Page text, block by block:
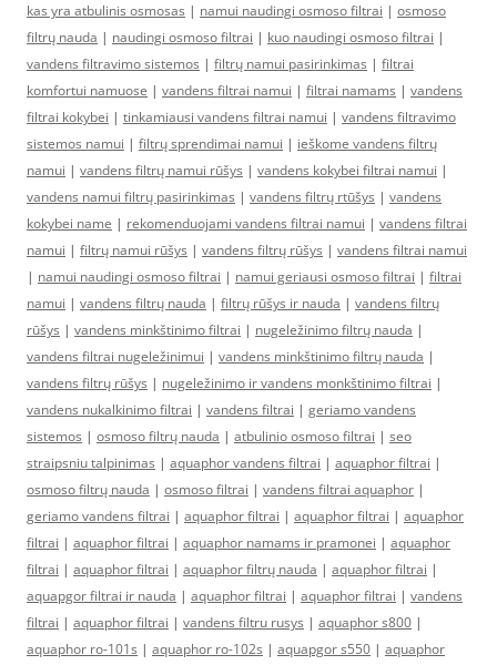
kas yra atbulinis osmosas | namui naudingi osmoso filtrai | osmoso
filtrų nauda | naudingi osmoso filtrai | kuo naudingi osmoso filtrai |
vandens filtravimo sistemos | filtrų namui pasirinkimas | filtrai
komfortui namuose | vandens filtrai namui | filtrai namams | vandens
filtrai kokybei | tinkamiausi vandens filtrai namui | vandens filtravimo
sistemos namui | filtrų sprendimai namui | ieškome vandens filtrų
namui | vandens filtrų namui rūšys | vandens kokybei filtrai namui |
vandens namui filtrų pasirinkimas | vandens filtrų rtūšys | vandens
kokybei name | rekomenduojami vandens filtrai namui | vandens filtrai
namui | filtrų namui rūšys | vandens filtrų rūšys | vandens filtrai namui
| namui naudingi osmoso filtrai | namui geriausi osmoso filtrai | filtrai
namui | vandens filtrų nauda | filtrų rūšys ir nauda | vandens filtrų
rūšys | vandens minkštinimo filtrai | nugeležinimo filtrų nauda |
vandens filtrai nugeležinimui | vandens minkštinimo filtrų nauda |
vandens filtrų rūšys | nugeležinimo ir vandens monkštinimo filtrai |
vandens nukalkinimo filtrai | vandens filtrai | geriamo vandens
sistemos | osmoso filtrų nauda | atbulinio osmoso filtrai | seo
straipsniu talpinimas | aquaphor vandens filtrai | aquaphor filtrai |
osmoso filtrų nauda | osmoso filtrai | vandens filtrai aquaphor |
geriamo vandens filtrai | aquaphor filtrai | aquaphor filtrai | aquaphor
filtrai | aquaphor filtrai | aquaphor namams ir pramonei | aquaphor
filtrai | aquaphor filtrai | aquaphor filtrų nauda | aquaphor filtrai |
aquapgor filtrai ir nauda | aquaphor filtrai | aquaphor filtrai | vandens
filtrai | aquaphor filtrai | vandens filtru rusys | aquaphor s800 |
aquaphor ro-101s | aquaphor ro-102s | aquapgor s550 | aquaphor